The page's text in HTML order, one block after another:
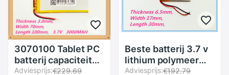
3070100 Tablet PC
batterij capaciteit
3170100 3.7 V
Adviesprijs:€229.69
Beste batterij 3.7 v
lithium polymeer
batterij 651730 330
Adviesprijs:€192.79